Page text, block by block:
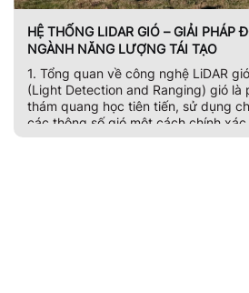
HỆ THỐNG LIDAR GIÓ – GIẢI PHÁP
NGÀNH NĂNG LƯỢNG TÁI TẠO
1. Tổng quan về công nghệ LiDAR
(Light Detection and Ranging) gió là
thám quang học tiên tiến, sử dụng
các thông số gió một cách chính
các phương pháp truyền thống sử